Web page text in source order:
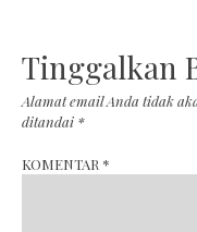
Tinggalkan
Alamat email Anda tidak
ditandai *
KOMENTAR *